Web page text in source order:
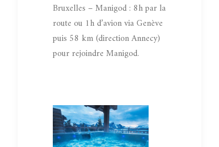
Bruxelles – Manigod : 8h par la
route ou 1h d’avion via Genève
puis 58 km (direction Annecy)
pour rejoindre Manigod.